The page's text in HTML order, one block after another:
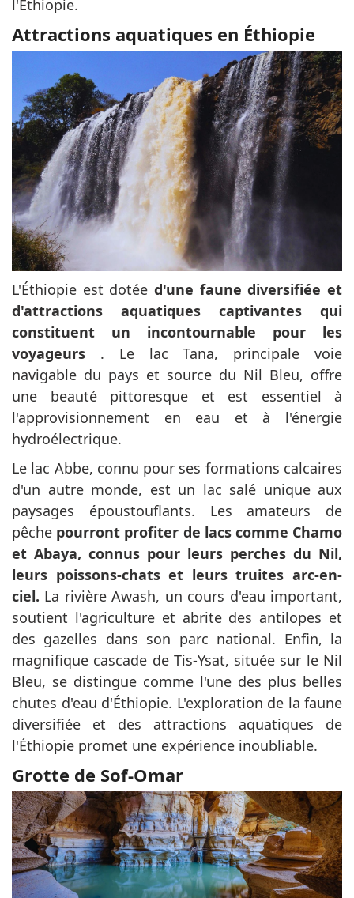
l'Éthiopie.
Attractions aquatiques en Éthiopie
L'Éthiopie est dotée d'une faune diversifiée et
d'attractions aquatiques captivantes qui
constituent un incontournable pour les
voyageurs . Le lac Tana, principale voie
navigable du pays et source du Nil Bleu, offre
une beauté pittoresque et est essentiel à
l'approvisionnement en eau et à l'énergie
hydroélectrique.
Le lac Abbe, connu pour ses formations calcaires
d'un autre monde, est un lac salé unique aux
paysages époustouflants. Les amateurs de
pêche pourront profiter de lacs comme Chamo
et Abaya, connus pour leurs perches du Nil,
leurs poissons-chats et leurs truites arc-en-
ciel. La rivière Awash, un cours d'eau important,
soutient l'agriculture et abrite des antilopes et
des gazelles dans son parc national. Enfin, la
magnifique cascade de Tis-Ysat, située sur le Nil
Bleu, se distingue comme l'une des plus belles
chutes d'eau d'Éthiopie. L'exploration de la faune
diversifiée et des attractions aquatiques de
l'Éthiopie promet une expérience inoubliable.
Grotte de Sof-Omar